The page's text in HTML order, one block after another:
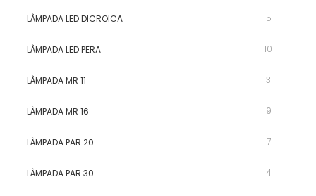
LÂMPADA LED DICROICA 5
LÂMPADA LED PERA 10
LÂMPADA MR 11 3
LÂMPADA MR 16 9
LÂMPADA PAR 20 7
LÂMPADA PAR 30 4